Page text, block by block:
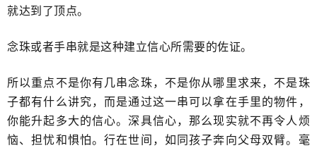
就达到了顶点。
念珠或者手串就是这种建立信心所需要的佐证。
所以重点不是你有几串念珠，不是你从哪里求来，不是珠
子都有什么讲究，而是通过这一串可以拿在手里的物件，
你能升起多大的信心。深具信心，那么现实就不再令人烦
恼、担忧和惧怕。行在世间，如同孩子奔向父母双臂。毫